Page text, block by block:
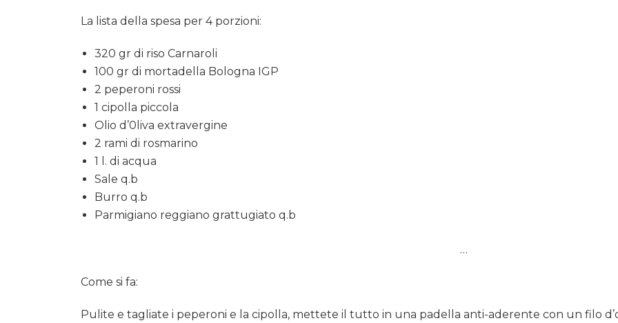
La lista della spesa per 4 porzioni:
320 gr di riso Carnaroli
100 gr di mortadella Bologna IGP
2 peperoni rossi
1 cipolla piccola
Olio d’0liva extravergine
2 rami di rosmarino
1 l. di acqua
Sale q.b
Burro q.b
Parmigiano reggiano grattugiato q.b
…
Come si fa:
Pulite e tagliate i peperoni e la cipolla, mettete il tutto in una padella anti-aderente con un filo